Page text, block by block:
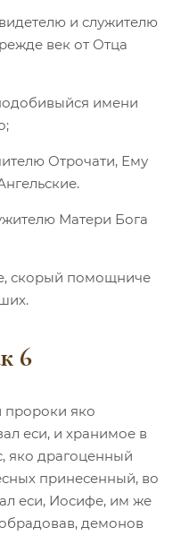
и служителю
век от Отца
имени
Отрочати, Ему
Матери Бога
скорый помощниче
6
пророки яко
еси, и хранимое в
яко драгоценный
принесенный, во
еси, Иосифе, им же
демонов